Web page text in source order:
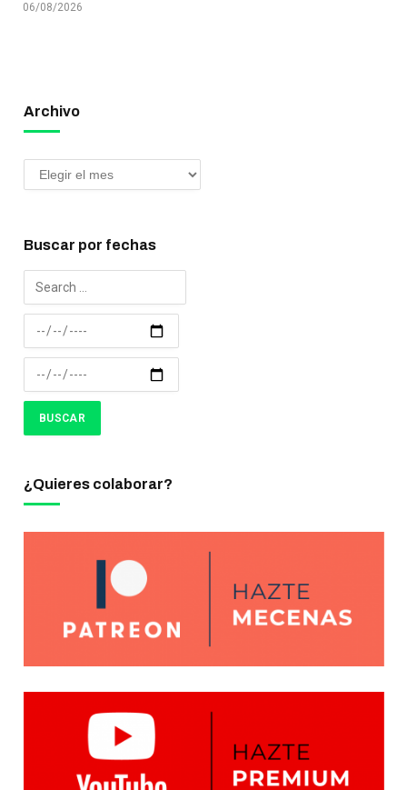
06/08/2026
Archivo
Buscar por fechas
¿Quieres colaborar?